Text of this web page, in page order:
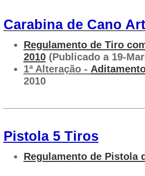
Carabina de Cano
Regulamento de Tiro
2010(Publicado a 19-
1ª Alteração -
2010
Pistola 5 Tiros
Regulamento de Pistola